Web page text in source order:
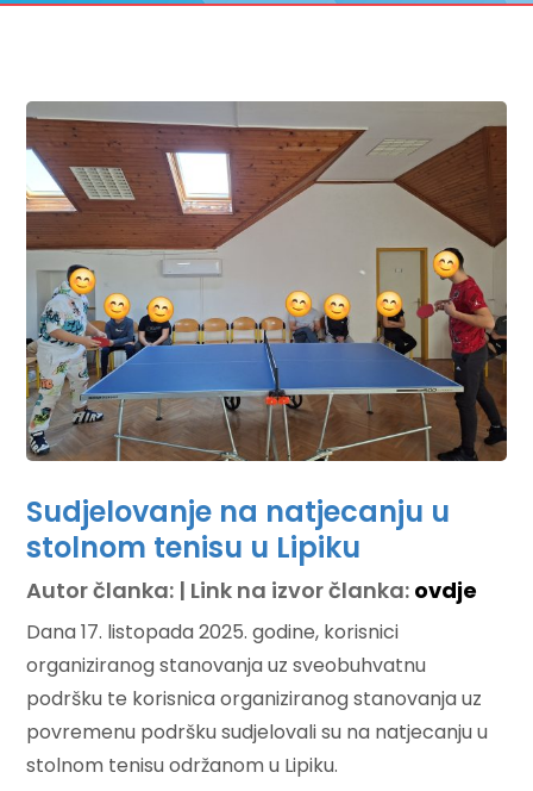
Sudjelovanje na natjecanju u
stolnom tenisu u Lipiku
Autor članka: | Link na izvor članka: ovdje
Dana 17. listopada 2025. godine, korisnici
organiziranog stanovanja uz sveobuhvatnu
podršku te korisnica organiziranog stanovanja uz
povremenu podršku sudjelovali su na natjecanju u
stolnom tenisu održanom u Lipiku.